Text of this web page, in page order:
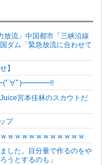
放流」中国都市「三峡沿線
ダム「緊急放流に合わせて
】
ﾟ∀ﾟ)━━━━!!
宮本佳林のスカウトだ
プ
ｗｗｗｗｗｗｗｗｗｗｗ
した。目分量で作るのをや
うとするのも」